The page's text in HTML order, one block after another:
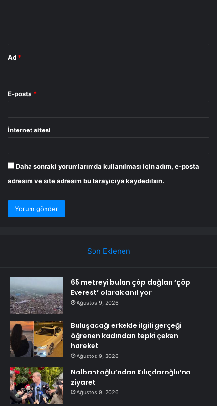
Ad *
E-posta *
İnternet sitesi
Daha sonraki yorumlarımda kullanılması için adım, e-posta
adresim ve site adresim bu tarayıcıya kaydedilsin.
Son Eklenen
65 metreyi bulan çöp dağları ‘çöp
Everest’ olarak anılıyor
Ağustos 9, 2026
Buluşacağı erkekle ilgili gerçeği
öğrenen kadından tepki çeken
hareket
Ağustos 9, 2026
Nalbantoğlu’ndan Kılıçdaroğlu’na
ziyaret
Ağustos 9, 2026